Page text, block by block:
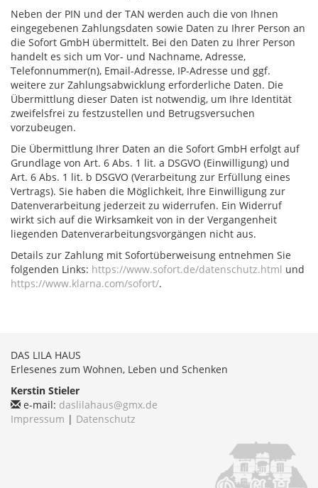
Neben der PIN und der TAN werden auch die von Ihnen
eingegebenen Zahlungsdaten sowie Daten zu Ihrer Person an
die Sofort GmbH übermittelt. Bei den Daten zu Ihrer Person
handelt es sich um Vor- und Nachname, Adresse,
Telefonnummer(n), Email-Adresse, IP-Adresse und ggf.
weitere zur Zahlungsabwicklung erforderliche Daten. Die
Übermittlung dieser Daten ist notwendig, um Ihre Identität
zweifelsfrei zu festzustellen und Betrugsversuchen
vorzubeugen.
Die Übermittlung Ihrer Daten an die Sofort GmbH erfolgt auf
Grundlage von Art. 6 Abs. 1 lit. a DSGVO (Einwilligung) und
Art. 6 Abs. 1 lit. b DSGVO (Verarbeitung zur Erfüllung eines
Vertrags). Sie haben die Möglichkeit, Ihre Einwilligung zur
Datenverarbeitung jederzeit zu widerrufen. Ein Widerruf
wirkt sich auf die Wirksamkeit von in der Vergangenheit
liegenden Datenverarbeitungsvorgängen nicht aus.
Details zur Zahlung mit Sofortüberweisung entnehmen Sie
folgenden Links: https://www.sofort.de/datenschutz.html und
https://www.klarna.com/sofort/.
DAS LILA HAUS
Erlesenes zum Wohnen, Leben und Schenken
Kerstin Stieler
e-mail: daslilahaus@gmx.de
Impressum | Datenschutz